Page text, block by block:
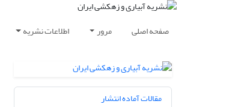
صفحه اصلی مرور اطلاعات نشریه
مقالات آماده انتشار